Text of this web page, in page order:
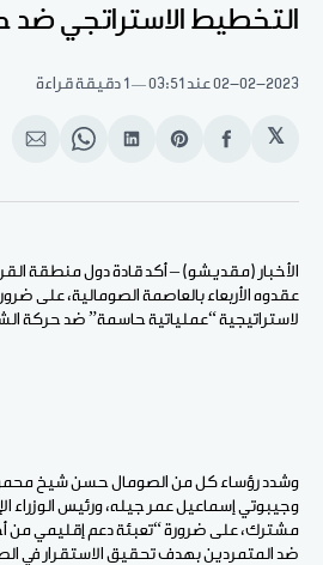
التخطيط الاستراتجي ضد
02-02-2023عند 03:51 1 دقيقة قراءة
𝕏
انشر
الفيسبوك
Share
Pinterest
انشر
لينكد
Shareانشر
الأخبار (مقديشو) – أكد قادة دول منطقة
عقدوه الأربعاء بالعاصمة الصومالية، على
لاستراتيجية “عملياتية حاسمة” ضد حركة
وشدد رؤساء كل من الصومال حسن شيخ
وجيبوتي إسماعيل عمر جيله، ورئيس الوزراء
مشترك، على ضرورة “تعبئة دعم إقليمي من
ضد المتمردين بهدف تحقيق الاستقرار في